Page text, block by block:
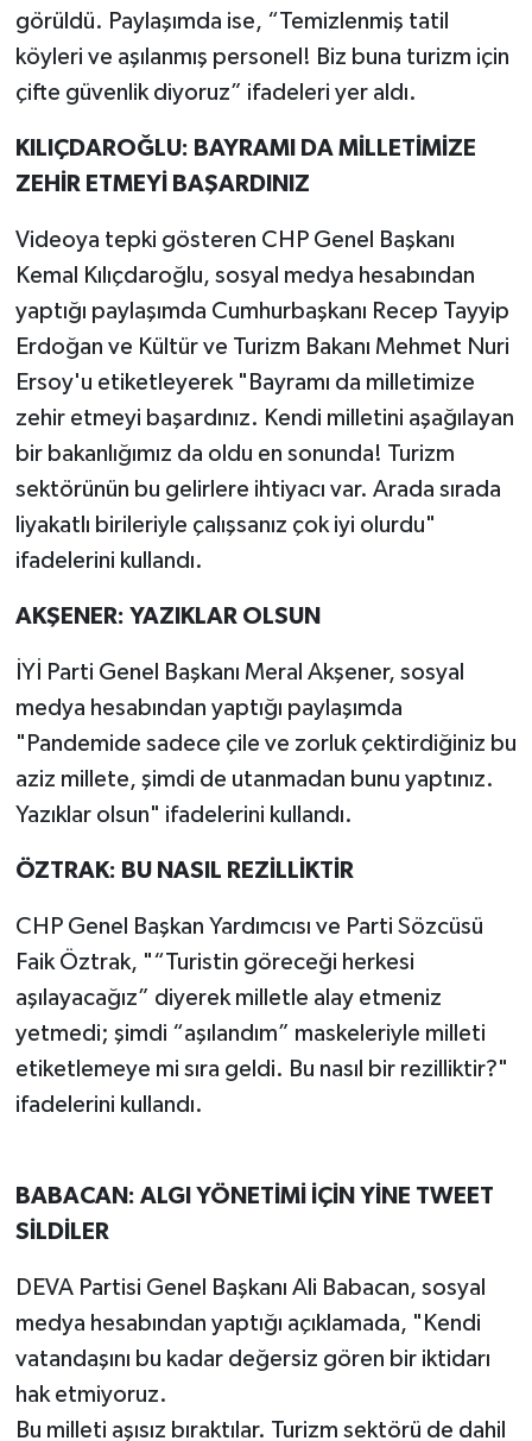
görüldü. Paylaşımda ise, “Temizlenmiş tatil
köyleri ve aşılanmış personel! Biz buna turizm için
çifte güvenlik diyoruz” ifadeleri yer aldı.
KILIÇDAROĞLU: BAYRAMI DA MİLLETİMİZE
ZEHİR ETMEYİ BAŞARDINIZ
Videoya tepki gösteren CHP Genel Başkanı
Kemal Kılıçdaroğlu, sosyal medya hesabından
yaptığı paylaşımda Cumhurbaşkanı Recep Tayyip
Erdoğan ve Kültür ve Turizm Bakanı Mehmet Nuri
Ersoy'u etiketleyerek "Bayramı da milletimize
zehir etmeyi başardınız. Kendi milletini aşağılayan
bir bakanlığımız da oldu en sonunda! Turizm
sektörünün bu gelirlere ihtiyacı var. Arada sırada
liyakatlı birileriyle çalışsanız çok iyi olurdu"
ifadelerini kullandı.
AKŞENER: YAZIKLAR OLSUN
İYİ Parti Genel Başkanı Meral Akşener, sosyal
medya hesabından yaptığı paylaşımda
"Pandemide sadece çile ve zorluk çektirdiğiniz bu
aziz millete, şimdi de utanmadan bunu yaptınız.
Yazıklar olsun" ifadelerini kullandı.
ÖZTRAK: BU NASIL REZİLLİKTİR
CHP Genel Başkan Yardımcısı ve Parti Sözcüsü
Faik Öztrak, "“Turistin göreceği herkesi
aşılayacağız” diyerek milletle alay etmeniz
yetmedi; şimdi “aşılandım” maskeleriyle milleti
etiketlemeye mi sıra geldi. Bu nasıl bir rezilliktir?"
ifadelerini kullandı.
BABACAN: ALGI YÖNETİMİ İÇİN YİNE TWEET
SİLDİLER
DEVA Partisi Genel Başkanı Ali Babacan, sosyal
medya hesabından yaptığı açıklamada, "Kendi
vatandaşını bu kadar değersiz gören bir iktidarı
hak etmiyoruz.
Bu milleti aşısız bıraktılar. Turizm sektörü de dahil